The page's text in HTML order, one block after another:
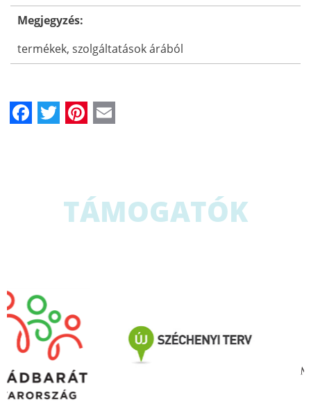
Megjegyzés:
termékek, szolgáltatások árából
Facebook
TwitterPinterest
TÁMOGATÓK